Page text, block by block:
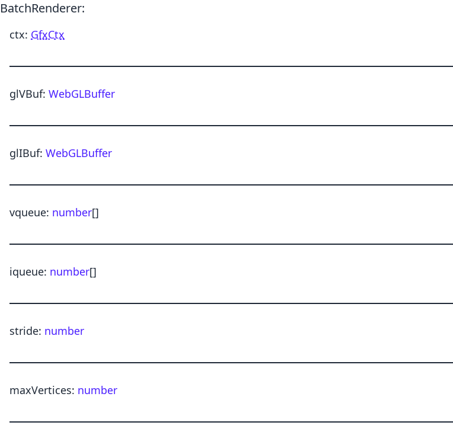
BatchRenderer:
ctx: GfxCtx
glVBuf: WebGLBuffer
glIBuf: WebGLBuffer
vqueue: number[]
iqueue: number[]
stride: number
maxVertices: number